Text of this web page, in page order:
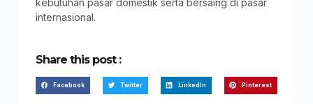
internasional.
Share this post :
Facebook Twitter LinkedIn Pinterest